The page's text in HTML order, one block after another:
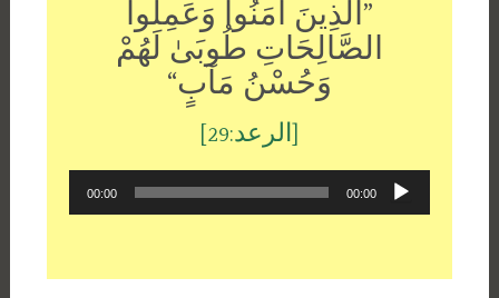
”الَّذِينَ آمَنُوا وَعَمِلُوا
الصَّالِحَاتِ طُوبَىٰ لَهُمْ
وَحُسْنُ مَآبٍ“
[الرعد:29]
مشغل
الصوت
00:00
00:00